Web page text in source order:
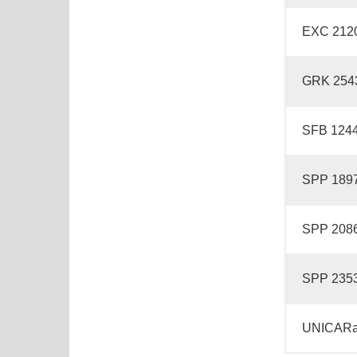
EXC
GRK
SFB
SPP
SPP
SPP